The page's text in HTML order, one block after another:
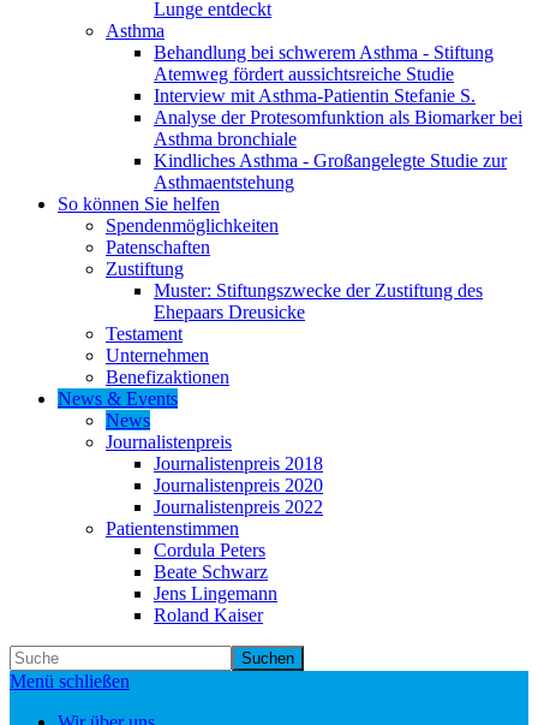
Lunge entdeckt
Asthma
Behandlung bei schwerem Asthma - Stiftung
Atemweg fördert aussichtsreiche Studie
Interview mit Asthma-Patientin Stefanie S.
Analyse der Protesomfunktion als Biomarker bei
Asthma bronchiale
Kindliches Asthma - Großangelegte Studie zur
Asthmaentstehung
So können Sie helfen
Spendenmöglichkeiten
Patenschaften
Zustiftung
Muster: Stiftungszwecke der Zustiftung des
Ehepaars Dreusicke
Testament
Unternehmen
Benefizaktionen
News & Events
News
Journalistenpreis
Journalistenpreis 2018
Journalistenpreis 2020
Journalistenpreis 2022
Patientenstimmen
Cordula Peters
Beate Schwarz
Jens Lingemann
Roland Kaiser
Suchen
Menü schließen